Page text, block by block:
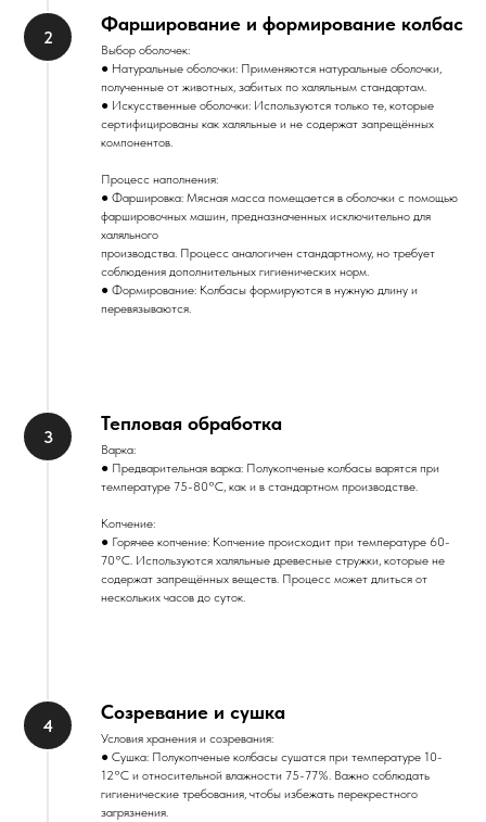
Фарширование и формирование колбас
Выбор оболочек:
● Натуральные оболочки: Применяются натуральные оболочки,
полученные от животных, забитых по халяльным стандартам.
● Искусственные оболочки: Используются только те, которые
сертифицированы как халяльные и не содержат запрещённых
компонентов.
Процесс наполнения:
● Фаршировка: Мясная масса помещается в оболочки с помощью
фаршировочных машин, предназначенных исключительно для
халяльного
производства. Процесс аналогичен стандартному, но требует
соблюдения дополнительных гигиенических норм.
● Формирование: Колбасы формируются в нужную длину и
перевязываются.
Тепловая обработка
Варка:
● Предварительная варка: Полукопченые колбасы варятся при
температуре 75-80°C, как и в стандартном производстве.
Копчение:
● Горячее копчение: Копчение происходит при температуре 60-
70°C. Используются халяльные древесные стружки, которые не
содержат запрещённых веществ. Процесс может длиться от
нескольких часов до суток.
Созревание и сушка
Условия хранения и созревания:
● Сушка: Полукопченые колбасы сушатся при температуре 10-
12°C и относительной влажности 75-77%. Важно соблюдать
гигиенические требования, чтобы избежать перекрестного
загрязнения.